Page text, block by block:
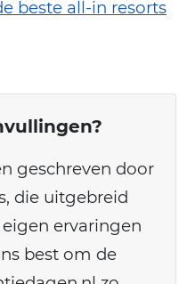
beste all-in resorts
geschreven door
die uitgebreid
ervaringen
best om de